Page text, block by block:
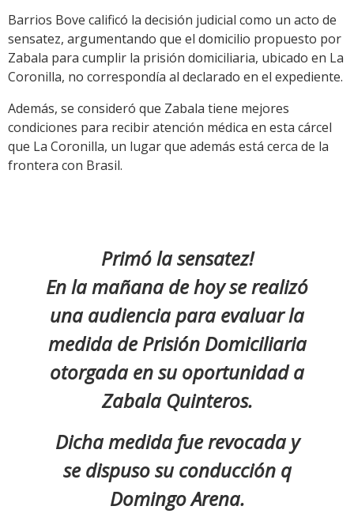
Barrios Bove calificó la decisión judicial como un acto de
sensatez, argumentando que el domicilio propuesto por
Zabala para cumplir la prisión domiciliaria, ubicado en La
Coronilla, no correspondía al declarado en el expediente.
Además, se consideró que Zabala tiene mejores
condiciones para recibir atención médica en esta cárcel
que La Coronilla, un lugar que además está cerca de la
frontera con Brasil.
Primó la sensatez!
En la mañana de hoy se realizó
una audiencia para evaluar la
medida de Prisión Domiciliaria
otorgada en su oportunidad a
Zabala Quinteros.
Dicha medida fue revocada y
se dispuso su conducción q
Domingo Arena.